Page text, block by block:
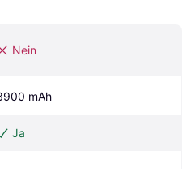
Nein
mAh
Ja